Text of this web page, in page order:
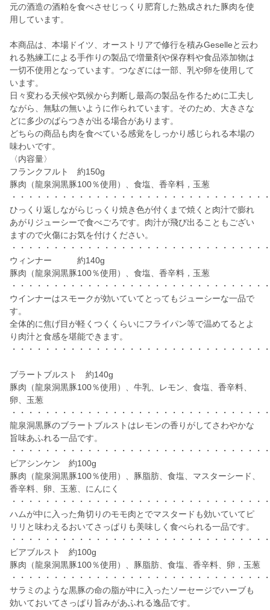
元の酒造の酒粕を食べさせじっくり肥育した熟成された豚肉を使
用しています。
本商品は、本場ドイツ、オーストリアで修行を積みGeselleと云わ
れる熟練工による手作りの製品で増量剤や保存料や食品添加物は
一切不使用となっています。つなぎには一部、乳や卵を使用して
います。
日々変わる天候や気候から判断し最高の製品を作るために工夫し
ながら、無駄の無いように作られています。そのため、大きさな
どに多少のばらつきが出る場合があります。
どちらの商品も肉を食べている感覚をしっかり感じられる本場の
味わいです。
〈内容量〉
フランクフルト 約150g
豚肉（龍泉洞黒豚100％使用）、食塩、香辛料，玉葱
・・・・・・・・・・・・・・・・・・・・・・・・・・・・・・
ひっくり返しながらじっくり焼き色が付くまで焼くと肉汁で膨れ
あがりジューシーで食べごろです。肉汁が飛び出ることもござい
ますので火傷にお気を付けください。
・・・・・・・・・・・・・・・・・・・・・・・・・・・・・・
ウィンナー 約140g
豚肉（龍泉洞黒豚100％使用）、食塩、香辛料，玉葱
・・・・・・・・・・・・・・・・・・・・・・・・・・・・・・
ウインナーはスモークが効いていてとってもジューシーな一品で
す。
全体的に焦げ目が軽くつくくらいにフライパン等で温めてるとよ
り肉汁と食感を堪能できます。
・・・・・・・・・・・・・・・・・・・・・・・・・・・・・・
ブラートブルスト 約140g
豚肉（龍泉洞黒豚100％使用）、牛乳、レモン、食塩、香辛料、
卵、玉葱
・・・・・・・・・・・・・・・・・・・・・・・・・・・・・・
龍泉洞黒豚のブラートブルストはレモンの香りがしてさわやかな
旨味あふれる一品です。
・・・・・・・・・・・・・・・・・・・・・・・・・・・・・・
ビアシンケン 約100g
豚肉（龍泉洞黒豚100％使用）、豚脂肪、食塩、マスターシード、
香辛料、卵、玉葱、にんにく
・・・・・・・・・・・・・・・・・・・・・・・・・・・・・・
ハムが中に入った角切りのモモ肉とでマスタードも効いていてピ
リリと味わえるおいてさっぱりも美味しく食べられる一品です。
・・・・・・・・・・・・・・・・・・・・・・・・・・・・・・
ビアブルスト 約100g
豚肉（龍泉洞黒豚100％使用）、豚脂肪、食塩、香辛料、卵，玉葱
・・・・・・・・・・・・・・・・・・・・・・・・・・・・・・
サラミのような黒豚の命の脂が中に入ったソーセージでハーブも
効いておいてさっぱり旨みがあふれる逸品です。